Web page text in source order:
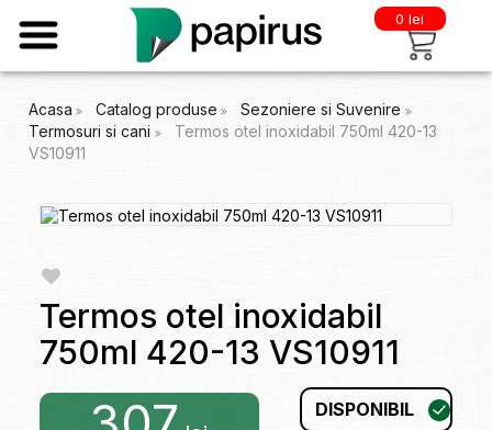
0 lei
Acasa Catalog produse
Sezoniere si Suvenire
Termosuri si cani
Termos otel inoxidabil 750ml 420-13
VS10911
Termos otel inoxidabil
750ml 420-13 VS10911
DISPONIBIL